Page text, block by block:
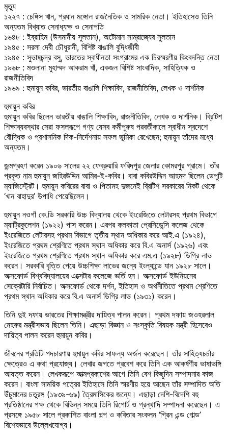
মৃত্যু
১২২৭ : চেঙ্গিস খান, প্রধান মঙ্গোল রাজনৈতিক ও সামরিক নেতা। ইতিহাসেও তিনি
অন্যতম বিখ্যাত সেনাধ্যক্ষ ও সেনাপতি
১৬৪৮ : ইব্রাহিম (উসমানীয় সুলতান), অটোমান সাম্রাজ্যের সুলতান
১৯৪৫ : সরলা দেবী চৌধুরানী, বিশিষ্ট বাঙালি বুদ্ধিজীবী
১৯৪৫ : সুভাষচন্দ্র বসু, ভারতের স্বাধীনতা সংগ্রামের এক চিরস্মরণীয় কিংবদন্তি নেতা
১৯৬৮ : মওলানা মুহাম্মদ আকরাম খাঁ, একজন বিশিষ্ট সাংবাদিক, সাহিত্যিক ও
রাজনীতিবিদ
১৯৬৯ : হুমায়ুন কবির, ভারতীয় বাঙালি শিক্ষাবিদ, রাজনীতিবিদ, লেখক ও দার্শনিক
হুমায়ুন কবির
হুমায়ুন কবির ছিলেন ভারতীয় বাঙালি শিক্ষাবিদ, রাজনীতিবিদ, লেখক ও দার্শনিক। ব্রিটিশ
শিক্ষাব্যবস্থার সেরা ফসলরূপে গণ্য যেসব কর্মীপুরুষ পরবর্তীকালে স্বাধীন স্বদেশে
বৌদ্ধিক ও প্রশাসনিক দিক-নির্দেশনায় সফল ভূমিকা রেখেছেন; হুমায়ুন তাঁদের মধ্যে
অন্যতম।
জন্মগ্রহণ করেন ১৯০৬ সালের ২২ ফেব্রুয়ারি ফরিদপুর জেলার কোমরপুর গ্রামে। তাঁর
প্রকৃত নাম হুমায়ুন জহিরউদ্দিন আমির-ই-কবির। বাবা কবিরউদ্দিন আহমদ ছিলেন ডেপুটি
ম্যাজিস্ট্রেট। হুমায়ুন কবিরের বাবা ও পিতামহ দুজনেই ব্রিটিশ সরকারের নিকট থেকে
‘খান বাহাদুর’ উপাধি পেয়েছিলেন।
হুমায়ুন নওগাঁ কে.ডি সরকারি উচ্চ বিদ্যালয় থেকে ইংরেজিতে লেটারসহ প্রথম বিভাগে
ম্যাট্রিকুলেশন (১৯২২) পাস করেন। এরপর কলকাতা প্রেসিডেন্সি কলেজ থেকে
ইংরেজিতে লেটারসহ প্রথম বিভাগে তৃতীয় স্থান অধিকার করে আই.এ (১৯২৪),
ইংরেজিতে প্রথম শ্রেণিতে প্রথম স্থান অধিকার করে বি.এ অনার্স (১৯২৬) এবং
ইংরেজিতে প্রথম শ্রেণিতে প্রথম স্থান অধিকার করে এম.এ (১৯২৮) ডিগ্রি লাভ
করেন। সরকারি বৃত্তি পেয়ে উচ্চশিক্ষা লাভের জন্যে ইংল্যান্ডে যান ১৯২৮ সালে।
অক্সফোর্ড বিশ্ববিদ্যালয়ের এক্সেটার কলেজে ভর্তি হন। অক্সফোর্ড ইউনিয়নের
সেক্রেটারি নির্বাচিত। অক্সফোর্ড থেকে দর্শন, ইতিহাস ও অর্থনীতিতে প্রথম শ্রেণিতে
প্রথম স্থান অধিকার করে বি.এ অনার্স ডিগ্রি লাভ (১৯৩১) করেন।
তিনি দুই দফায় ভারতের শিক্ষামন্ত্রীর দায়িত্ব পালন করেন। প্রথম দফায় জওহরলাল
নেহরুর মন্ত্রীসভায় ছিলেন তিনি। এছাড়া বিজ্ঞান ও সংস্কৃতি বিষয়ক মন্ত্রী হিসেবেও
দায়িত্ব পালন করেন হুমায়ুন কবির।
জীবনের প্রতিটি পদচারণায় হুমায়ুন কবির সাফল্য অর্জন করেছেন। তাঁর সাহিত্যচর্চার
ক্ষেত্রেও এ কথা প্রযোজ্য। লেখার জগতে প্রবেশ করে তিনি এক আকর্ষণীয় ভাষাভঙ্গি
আয়ত্ত করেন। লেখকরূপে আত্মপ্রকাশের আগে তিনি বেশ কিছুদিন সম্পাদনার কাজ
করেন। বাংলা সাময়িক পত্রের ইতিহাসে তিনি স্মরণীয় হয়ে আছেন তাঁর সম্পাদিত অতি
উঁচুমানের চতুরঙ্গ (১৯৩৯-৬৯) ত্রৈমাসিকের জন্যে। এছাড়া দেশি-বিদেশি বহু
প্রতিষ্ঠানের পক্ষ থেকে বিভিন্ন সময়ে তিনি রিপোর্ট ও গ্রন্থাদি সম্পাদনা করেছেন। এ
প্রসঙ্গে ১৯৫৮ সালে প্রকাশিত বাংলা গল্প ও কবিতার সংকলন ‘গ্রিন এন্ড গোল্ড’
বিশেষভাবে উল্লেখযোগ্য।